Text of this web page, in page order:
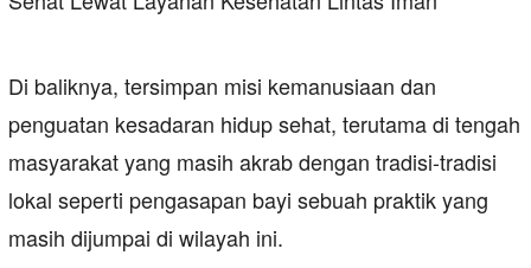
Di baliknya, tersimpan misi kemanusiaan dan
penguatan kesadaran hidup sehat, terutama di tengah
masyarakat yang masih akrab dengan tradisi-tradisi
lokal seperti pengasapan bayi sebuah praktik yang
masih dijumpai di wilayah ini.